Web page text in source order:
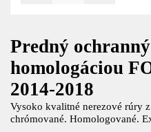
Predný
homologáciou
2014-2018
Vysoko kvalitné nerezové rúry
chrómované. Homologované.